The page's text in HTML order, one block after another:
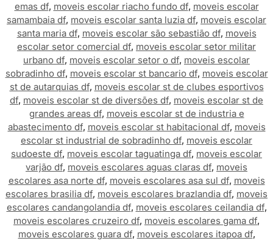
emas df, moveis escolar riacho fundo df, moveis escolar
samambaia df, moveis escolar santa luzia df, moveis escolar
santa maria df, moveis escolar são sebastião df, moveis
escolar setor comercial df, moveis escolar setor militar
urbano df, moveis escolar setor o df, moveis escolar
sobradinho df, moveis escolar st bancario df, moveis escolar
st de autarquias df, moveis escolar st de clubes esportivos
df, moveis escolar st de diversões df, moveis escolar st de
grandes areas df, moveis escolar st de industria e
abastecimento df, moveis escolar st habitacional df, moveis
escolar st industrial de sobradinho df, moveis escolar
sudoeste df, moveis escolar taguatinga df, moveis escolar
varjão df, moveis escolares aguas claras df, moveis
escolares asa norte df, moveis escolares asa sul df, moveis
escolares brasilia df, moveis escolares brazlandia df, moveis
escolares candangolandia df, moveis escolares ceilandia df,
moveis escolares cruzeiro df, moveis escolares gama df,
moveis escolares guara df, moveis escolares itapoa df,